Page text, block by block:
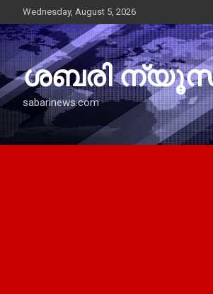
to
content
Wednesday, August 5, 2026
ശബരി
sabarinews.com